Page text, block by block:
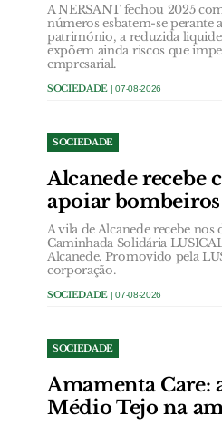
A NERSANT fechou 2025
números esbatem-se perante
património, a reduzida
expõem ainda riscos que
empresarial.
SOCIEDADE | 07-08-2026
SOCIEDADE
Alcanede recebe
apoiar bombeiros
A vila de Alcanede recebe
Caminhada Solidária
Alcanede. Promovido pela
corporação.
SOCIEDADE | 07-08-2026
SOCIEDADE
Amamenta Care:
Médio Tejo na